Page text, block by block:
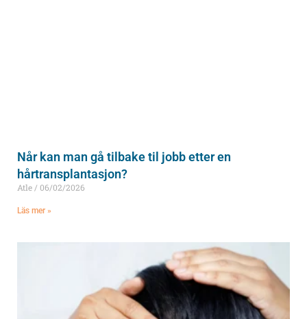
Når kan man gå tilbake til jobb etter en
hårtransplantasjon?
Atle 06/02/2026
Läs mer »